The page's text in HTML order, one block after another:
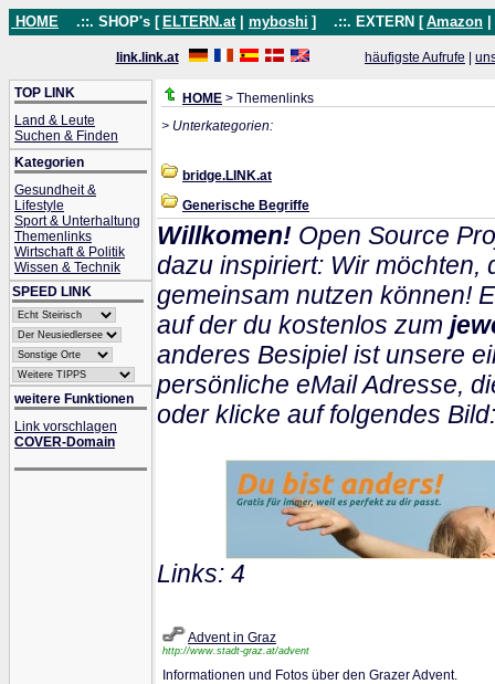
HOME .::. SHOP's [ ELTERN.at myboshi ] .::. EXTERN [ Amazon
link.link.at häufigste Aufrufe
TOP LINK
Land & Leute
Suchen & Finden
Kategorien
Gesundheit &
Lifestyle
Sport & Unterhaltung
Themenlinks
Wirtschaft & Politik
Wissen & Technik
SPEED LINK
weitere Funktionen
Link vorschlagen
COVER-Domain
HOME > Themenlinks
> Unterkategorien:
bridge.LINK.at
Generische Begriffe
Willkomen! Open Source
dazu inspiriert: Wir möchten,
gemeinsam nutzen können!
auf der du kostenlos zum
anderes Besipiel ist unsere
persönliche eMail Adresse,
oder klicke auf folgendes Bild:
Links: 4
Advent in Graz
http://www.stadt-graz.at/advent
Informationen und Fotos über den Grazer Advent.